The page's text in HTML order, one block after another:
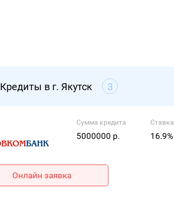
Кредиты в г. Якутск 3
Сумма кредита
5000000 р.
Ставка
16.9%
Онлайн заявка